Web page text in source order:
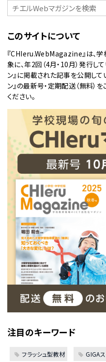
このサイトについて
『CHIeru.WebMagazine』は、
象に、年2回（4月・10月）発行
ン』に掲載された記事を公開して
ン』の最新号・定期配送（無料）
ください。
注目のキーワード
フラッシュ型教材 GIGA